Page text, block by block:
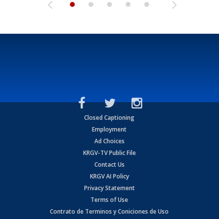
Closed Captioning
Employment
Ad Choices
KRGV-TV Public File
Contact Us
KRGV AI Policy
Privacy Statement
Terms of Use
Contrato de Terminos y Coniciones de Uso